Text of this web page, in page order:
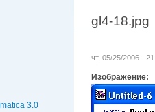
3.0
gl4-18.jpg
чт, 05/25/2006 -
Изображение: